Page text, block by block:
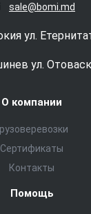
sale@bomi.md
ул.
ул.
О компании
Сертификаты
Контакты
Помощь